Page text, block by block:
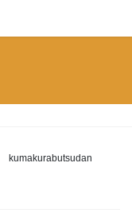
kumakurabutsudan